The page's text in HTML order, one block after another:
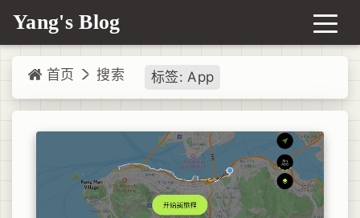
Yang's Blog
首页 搜索 标签: App